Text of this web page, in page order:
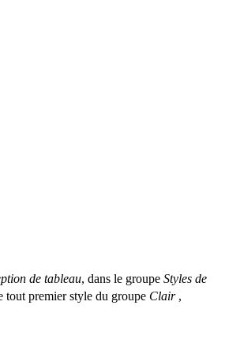
de tableau, dans le groupe Styles de
tout premier style du groupe Clair,